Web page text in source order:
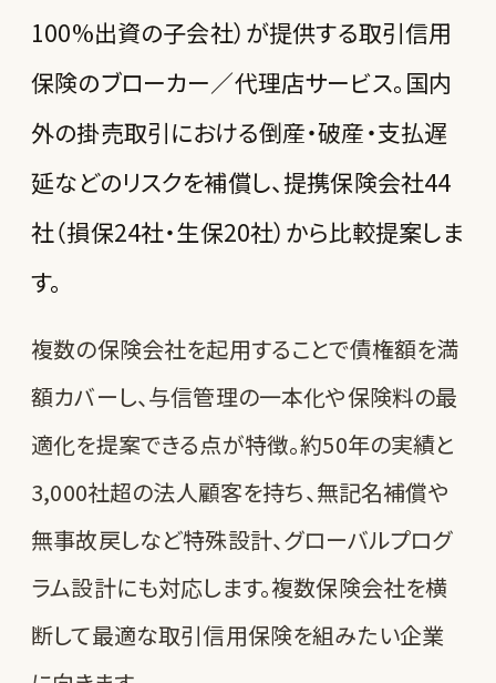
100%出資の子会社）が提供する取引信用
保険のブローカー／代理店サービス。国内
外の掛売取引における倒産・破産・支払遅
延などのリスクを補償し、提携保険会社44
社（損保24社・生保20社）から比較提案しま
す。
複数の保険会社を起用することで債権額を満
額カバーし、与信管理の一本化や保険料の最
適化を提案できる点が特徴。約50年の実績と
3,000社超の法人顧客を持ち、無記名補償や
無事故戻しなど特殊設計、グローバルプログ
ラム設計にも対応します。複数保険会社を横
断して最適な取引信用保険を組みたい企業